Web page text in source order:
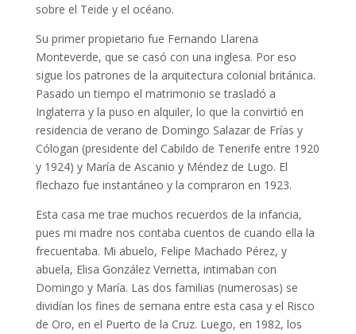
sobre el Teide y el océano.
Su primer propietario fue Fernando Llarena
Monteverde, que se casó con una inglesa. Por eso
sigue los patrones de la arquitectura colonial británica.
Pasado un tiempo el matrimonio se trasladó a
Inglaterra y la puso en alquiler, lo que la convirtió en
residencia de verano de Domingo Salazar de Frías y
Cólogan (presidente del Cabildo de Tenerife entre 1920
y 1924) y María de Ascanio y Méndez de Lugo. El
flechazo fue instantáneo y la compraron en 1923.
Esta casa me trae muchos recuerdos de la infancia,
pues mi madre nos contaba cuentos de cuando ella la
frecuentaba. Mi abuelo, Felipe Machado Pérez, y
abuela, Elisa González Vernetta, intimaban con
Domingo y María. Las dos familias (numerosas) se
dividían los fines de semana entre esta casa y el Risco
de Oro, en el Puerto de la Cruz. Luego, en 1982, los